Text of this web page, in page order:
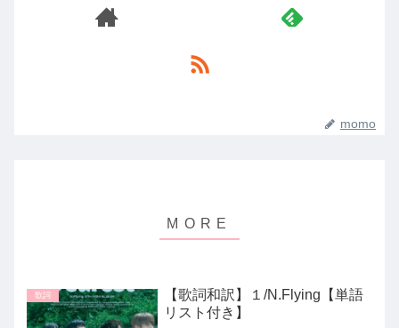
momo
歌詞
【歌詞和訳】１/N.Flying【単語
リスト付き】